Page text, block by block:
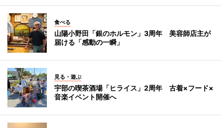
食べる
山陽小野田「銀のホルモン」3周年 美容師店主が
届ける「感動の一瞬」
見る・遊ぶ
宇部の喫茶酒場「ヒライス」2周年 古着×フード×
音楽イベント開催へ